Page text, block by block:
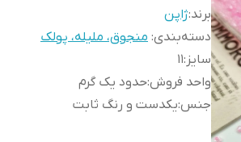
برند:ژاپن
دسته‌بندی: منجوق، ملیله، پولک
سایز :۱۱
واحد فروش:حدود یک گرم
جنس:یکدست و رنگ ثابت